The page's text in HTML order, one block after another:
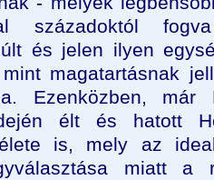
századoktól
és jelen ilyen
magatartásnak
Ezenközben, már
élt és hatott
is, mely az
miatt a